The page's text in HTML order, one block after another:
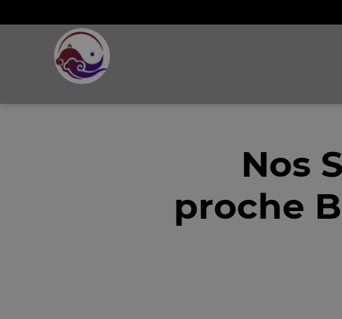
Nos
proche